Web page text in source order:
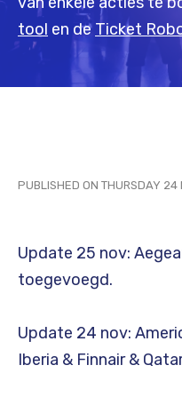
tool en deTicket
PUBLISHED ON THURSDAY
Update 25 nov:
toegevoegd.
Update 24 nov:
Iberia & Finnair &